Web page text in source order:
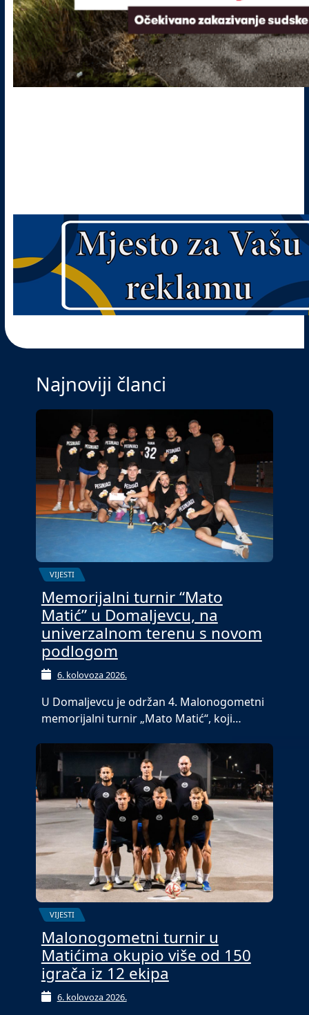
Najnoviji članci
VIJESTI
Memorijalni turnir “Mato
Matić” u Domaljevcu, na
univerzalnom terenu s novom
podlogom
6. kolovoza 2026.
U Domaljevcu je održan 4. Malonogometni
memorijalni turnir „Mato Matić“, koji…
VIJESTI
Malonogometni turnir u
Matićima okupio više od 150
igrača iz 12 ekipa
6. kolovoza 2026.